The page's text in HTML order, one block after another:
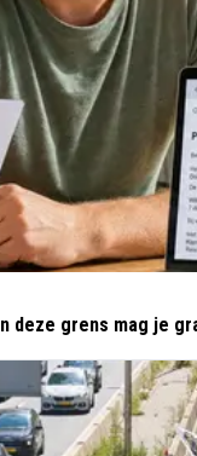
deze grens mag je